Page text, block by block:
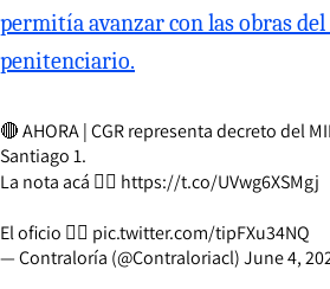
permitía avanzar con las obras
penitenciario.
🔴 AHORA | CGR representa decreto del
Santiago 1.
La nota acá 👉🏻 https://t.co/UVwg6XSMgj
El oficio 👇🏻 pic.twitter.com/tipFXu34NQ
— Contraloría (@Contraloriacl)June 4,